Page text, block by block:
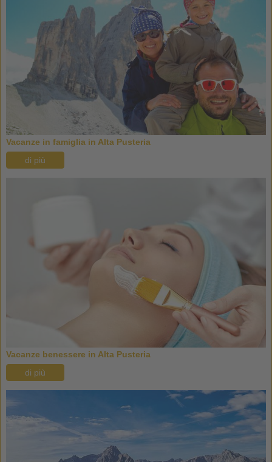
Vacanze in famiglia in Alta Pusteria
di più
Vacanze benessere in Alta Pusteria
di più